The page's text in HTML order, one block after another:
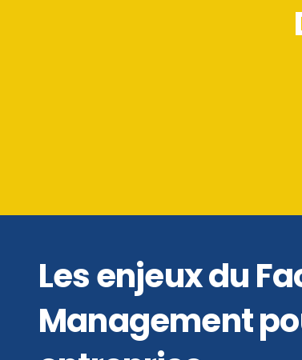
Les enjeux du
Management